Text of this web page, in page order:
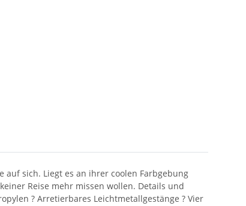
auf sich. Liegt es an ihrer coolen Farbgebung
Reise mehr missen wollen. Details und
? Arretierbares Leichtmetallgestänge ? Vier